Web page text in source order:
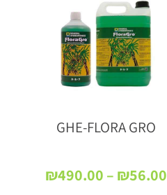
GHE-FLORA GRO
₪56.00
–
₪490.00